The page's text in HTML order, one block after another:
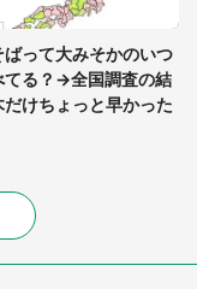
ばって大みそかのいつ
てる？→全国調査の結
だけちょっと早かった